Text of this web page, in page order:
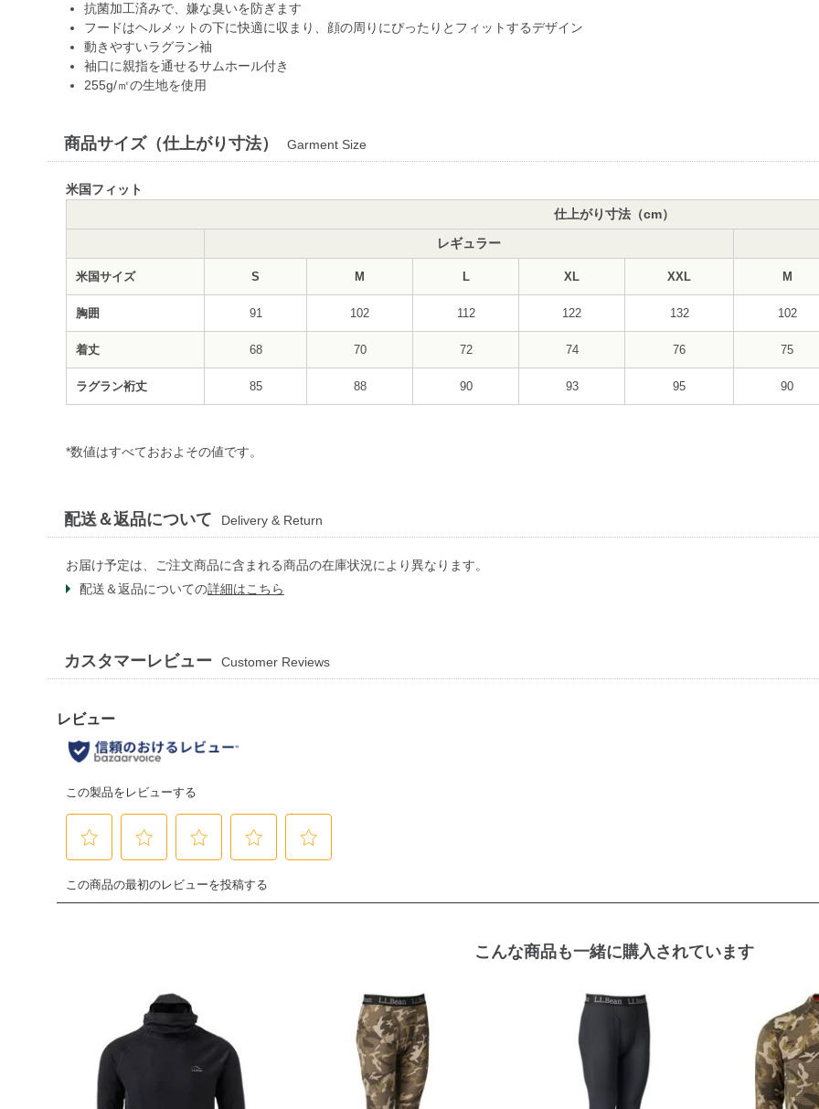
抗菌加工済みで、嫌な臭いを防ぎます
フードはヘルメットの下に快適に収まり、顔の周りにぴったりとフィットするデザイン
動きやすいラグラン袖
袖口に親指を通せるサムホール付き
255g/㎡の生地を使用
商品サイズ（仕上がり寸法） Garment Size
米国フィット
仕上がり寸法（cm）
レギュラー
米国サイズ S M L XL XXL M
胸囲 91 102 112 122 132 102
着丈 68 70 72 74 76 75
ラグラン裄丈 85 88 90 93 95 90
*数値はすべておおよその値です。
配送＆返品について Delivery & Return
お届け予定は、ご注文商品に含まれる商品の在庫状況により異なります。
配送＆返品についての詳細はこちら
カスタマーレビュー Customer Reviews
こんな商品も一緒に購入されています